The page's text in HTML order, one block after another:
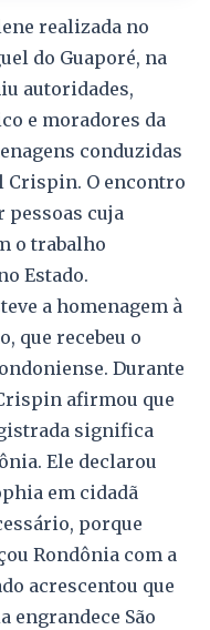
realizada no
do Guaporé, na
autoridades,
e moradores da
conduzidas
Crispin. O encontro
pessoas cuja
o trabalho
Estado.
a homenagem à
que recebeu o
Durante
afirmou que
significa
Ele declarou
em cidadã
porque
Rondônia com a
acrescentou que
engrandece São